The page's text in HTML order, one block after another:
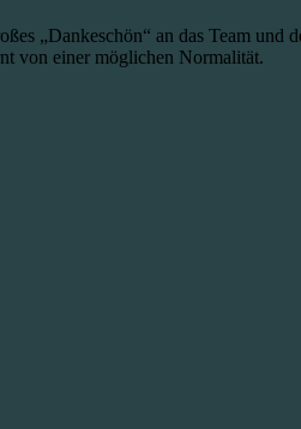
„Dankeschön“ an das Team und
von einer möglichen Normalität.